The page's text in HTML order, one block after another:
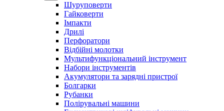
Шуруповерти
Гайковерти
Імпакти
Дрилі
Перфоратори
Відбійні молотки
Мультифункціональний інструмент
Набори інструментів
Акумулятори та зарядні пристрої
Болгарки
Рубанки
Полірувальні машини